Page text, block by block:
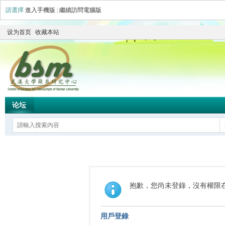
請選擇 進入手機版 繼續訪問電腦版
设为首页 收藏本站
论坛
抱歉，您尚未登錄，沒有權限
用戶登錄